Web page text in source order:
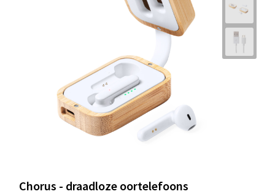
Chorus - draadloze oortelefoons